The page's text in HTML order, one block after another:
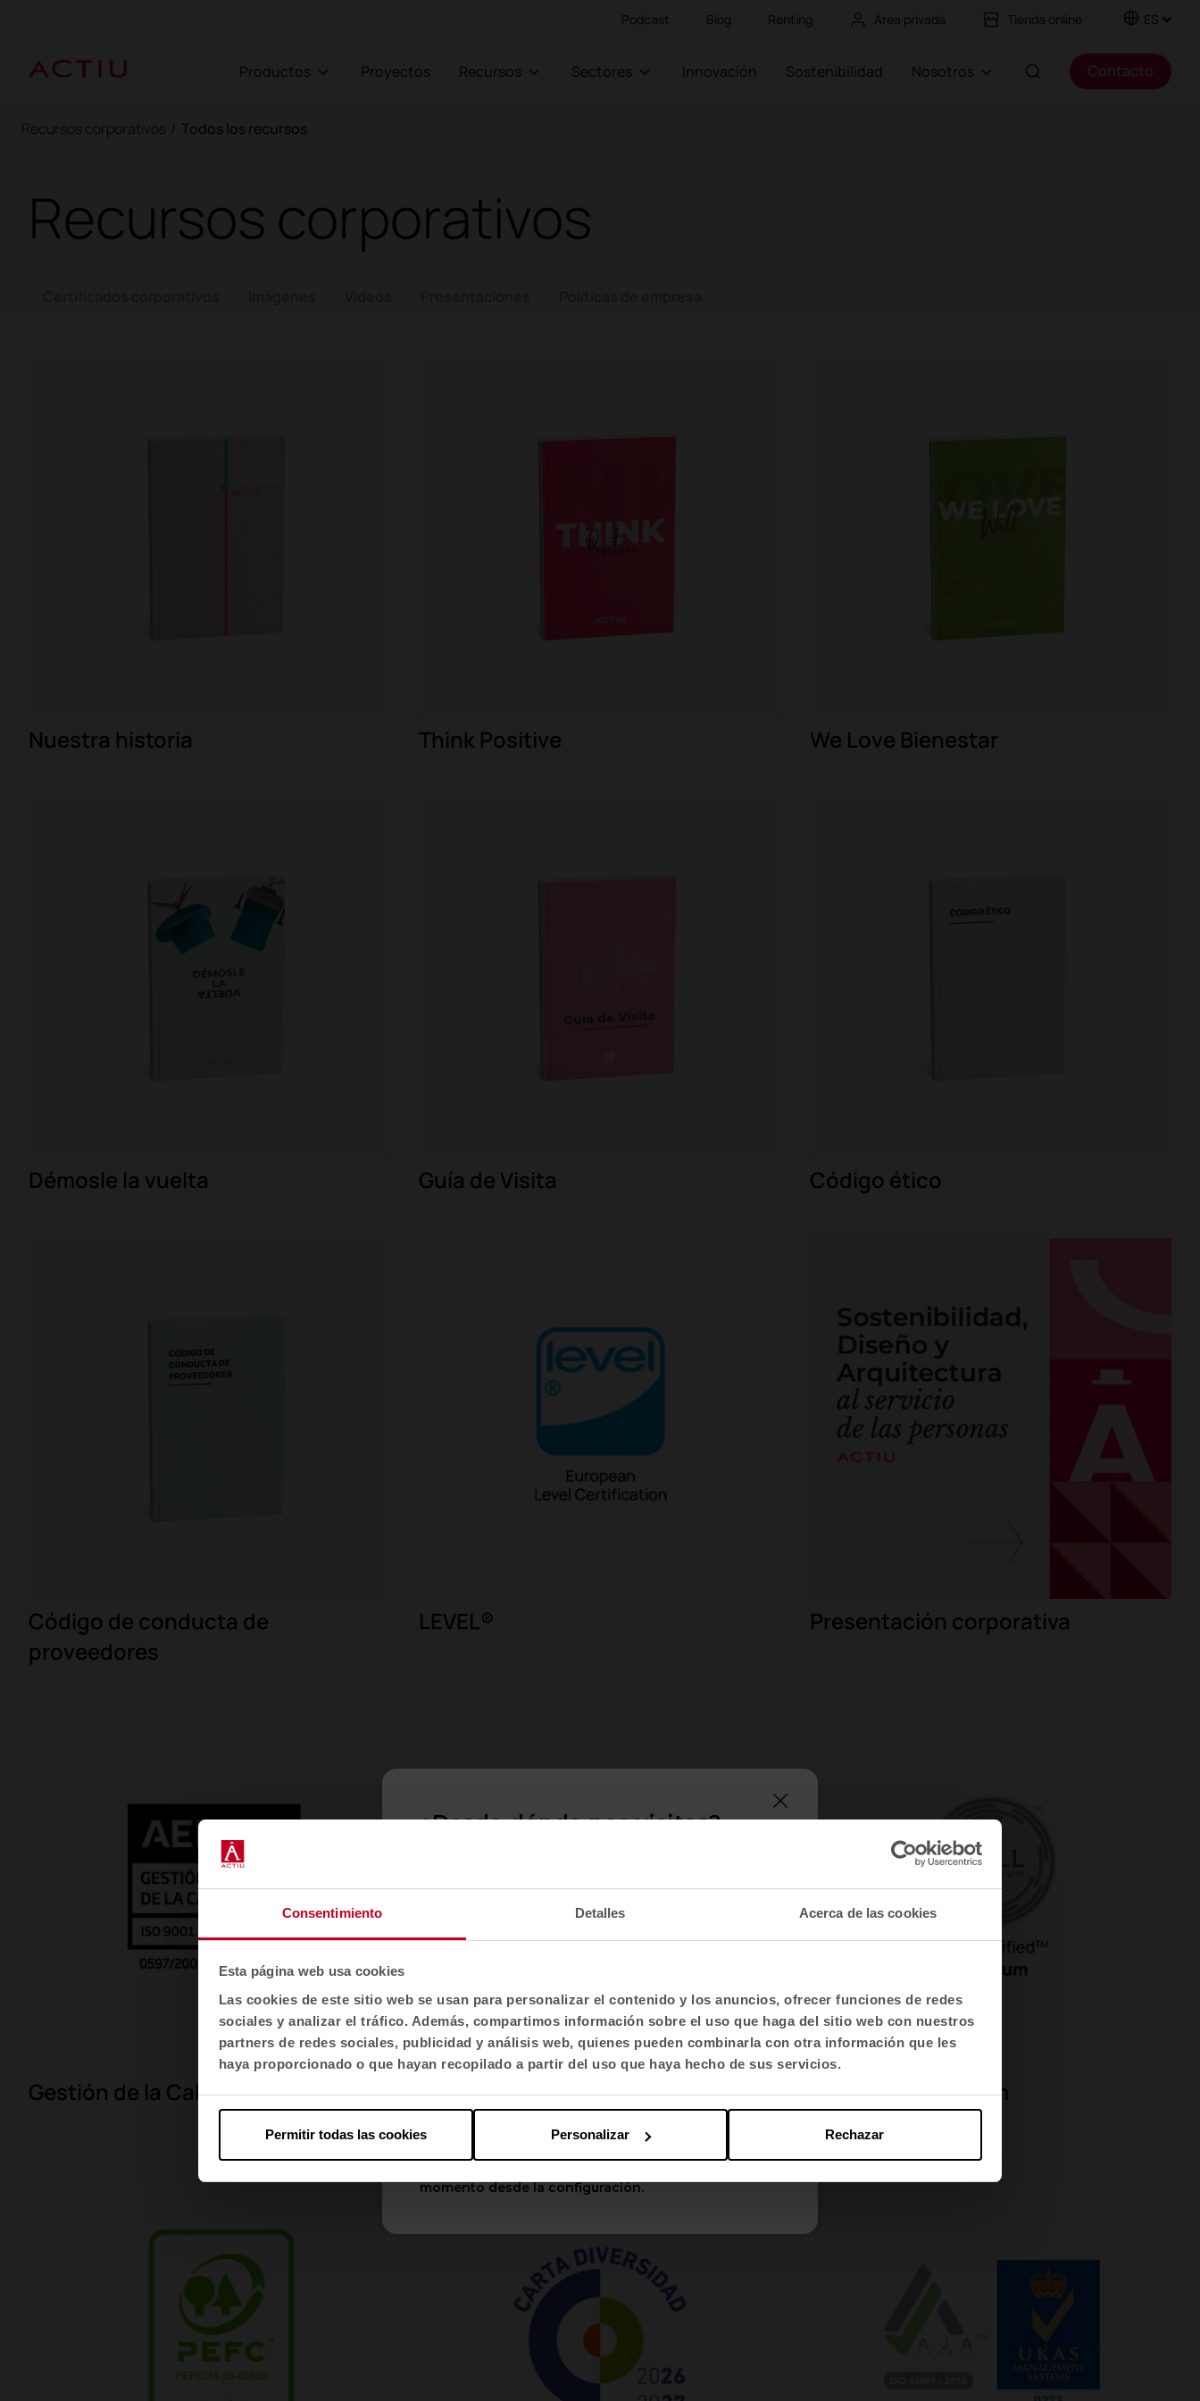
Consentimiento Detalles Acerca de las cookies
Esta página web usa cookies
Las cookies de este sitio web se usan para personalizar el contenido y los anuncios, ofrecer funciones de redes
sociales y analizar el tráfico. Además, compartimos información sobre el uso que haga del sitio web con nuestros
partners de redes sociales, publicidad y análisis web, quienes pueden combinarla con otra información que les
haya proporcionado o que hayan recopilado a partir del uso que haya hecho de sus servicios.
Rechazar
Personalizar
Permitir todas las cookies
Podcast Blog Renting Área privada Tienda online ES
Productos Proyectos Recursos Sectores Innovación Sostenibilidad Nosotros Contacto
Recursos corporativos / Todos los recursos
Recursos corporativos
Nuestra historia Think Positive We Love Bienestar
Démosle la vuelta Guía de Visita Código ético
Código de conducta de
proveedores
LEVEL® Presentación corporativa
Gestión de la Calidad ISO 9001 LEED® Platinum v4.1 O+M WELL v2™ Platinum
¿Desde dónde nos visitas?
Selecciona localización
Selecciona idioma
English US
Aplicar
momento desde la configuración.